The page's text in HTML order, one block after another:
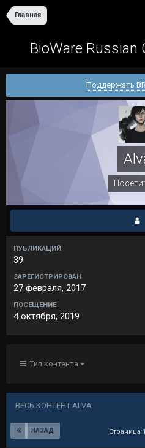
Главная
BioWare Russian
Поддержать
ПУБЛИКАЦИЙ
39
ЗАРЕГИСТРИРОВАН
27 февраля, 2017
ПОСЕЩЕНИЕ
4 октября, 2019
Тип контента
ВЕСЬ КОНТЕНТ ALVA
НАЗАД Страница